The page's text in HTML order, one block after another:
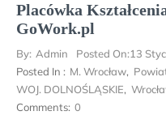
Placówka
GoWork.pl
By: Admin Posted On:13
Posted In : M. Wrocław,
WOJ. DOLNOŚLĄSKIE,
Comments: 0